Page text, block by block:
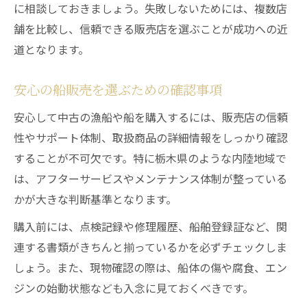
に相談しておきましょう。失敗しないためには、複数店
舗を比較し、信頼できる販売店を選ぶことが成功への近
道となります。
安心の船販売を選ぶための確認事項
安心して中古の漁船や船を購入するには、販売店の信頼
性やサポート体制、取扱商品の詳細情報をしっかり確認
することが不可欠です。特に栃木県のような内陸地域で
は、アフターサービスやメンテナンス体制が整っている
かが大きな判断基準となります。
購入前には、点検記録や修理履歴、船舶登録証など、関
連する書類がきちんと揃っているかを必ずチェックしま
しょう。また、現物確認の際は、船体の傷や腐食、エン
ジンの始動状態なども入念に見ておくべきです。